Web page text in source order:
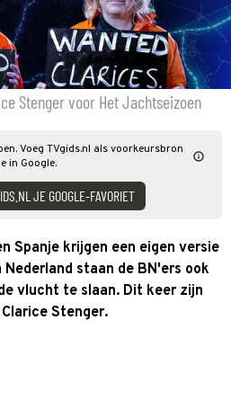
Stenger voor Het Jachtseizoen
Voeg TVgids.nl als voorkeursbron
in Google.
JE GOOGLE-FAVORIET
Spanje krijgen een eigen versie
Nederland staan de BN'ers ook
vlucht te slaan. Dit keer zijn
Stenger.